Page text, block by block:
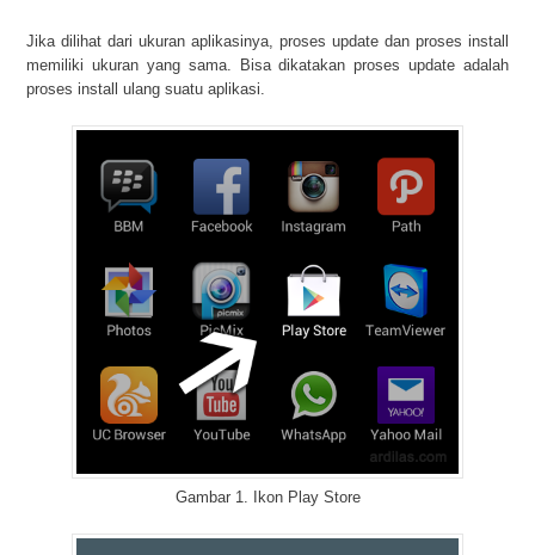
Jika dilihat dari ukuran aplikasinya, proses update dan proses install
memiliki ukuran yang sama. Bisa dikatakan proses update adalah
proses install ulang suatu aplikasi.
Gambar 1. Ikon Play Store